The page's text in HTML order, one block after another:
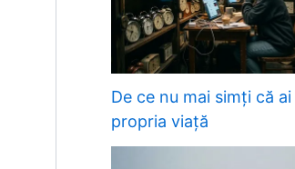
De ce nu mai simți că
propria viață